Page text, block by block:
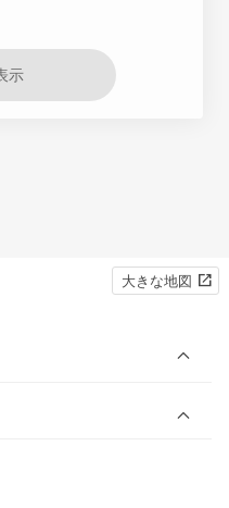
示
大きな地図